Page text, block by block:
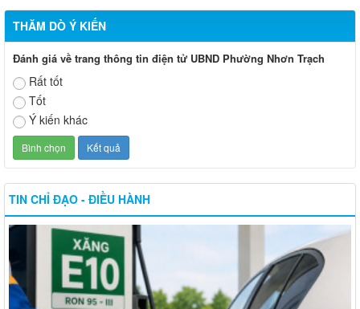
THĂM DÒ Ý KIẾN
Đánh giá về trang thông tin điện tử UBND Phường Nhơn Trạch
Rất tốt
Tốt
Ý kiến khác
TIN CHỈ ĐẠO - ĐIỀU HÀNH